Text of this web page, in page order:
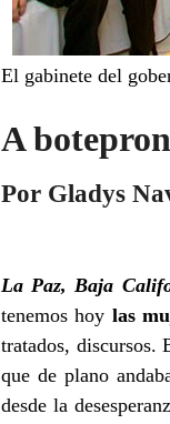
El gabinete del
A
Por Gladys
La Paz, Baja
tenemos hoy las
tratados, discursos.
que de plano
desde la